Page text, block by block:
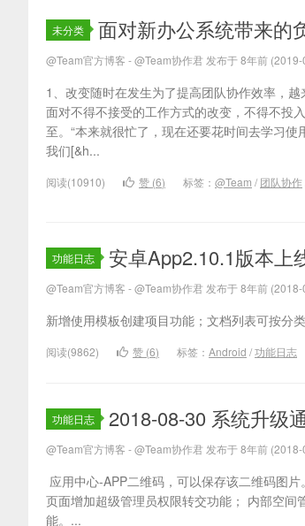
未分类 面对新办公系统带来的
@Team官方博客 - @Team协作君 发布于 8年前
1、改变随时在发生为了提高团队协作效率，
面对不得不接受的工作方式的改变，不得不投
至。“本来就很忙了，现在还要花时间去学习
我们[&h...
阅读(10910) 赞 (6) 标签： @Team / 团队协作
功能日志 安卓App2.10.1版本上
@Team官方博客 - @Team协作君 发布于 8年前
新增使用模板创建项目功能；文档列表可按分
阅读(9862) 赞 (6) 标签： Android /功能日志
功能日志 2018-08-30 系统升级
@Team官方博客 - @Team协作君 发布于 8年前
应用中心-APP二维码，可以保存该二维码图
页面增加超级管理员权限转交功能； 内部空间
能。...